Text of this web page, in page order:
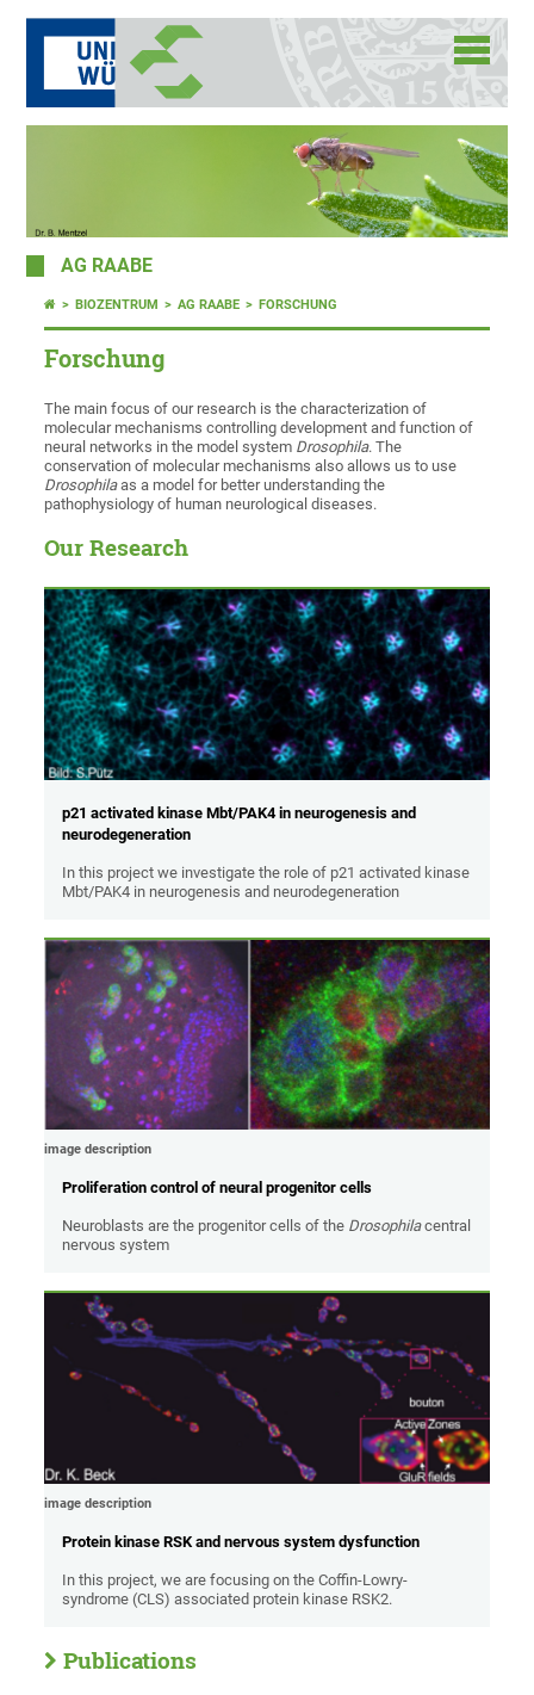
AG RAABE
BIOZENTRUM AG RAABE FORSCHUNG
Forschung
The main focus of our research is the characterization of
molecular mechanisms controlling development and function of
neural networks in the model system Drosophila. The
conservation of molecular mechanisms also allows us to use
Drosophilaas a model for better understanding the
pathophysiology of human neurological diseases.
Our Research
p21 activated kinase Mbt/PAK4 in neurogenesis and
neurodegeneration
In this project we investigate the role of p21 activated kinase
Mbt/PAK4 in neurogenesis and neurodegeneration
image description
Proliferation control of neural progenitor cells
Neuroblasts are the progenitor cells of the Drosophilacentral
nervous system
image description
Protein kinase RSK and nervous system dysfunction
In this project, we are focusing on the Coffin-Lowry-
syndrome (CLS) associated protein kinase RSK2.
Publications